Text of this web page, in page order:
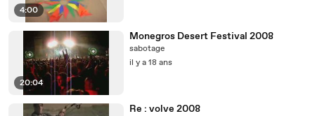
4:00
20:04
Monegros Desert Festival 2008
sabotage
il y a 18 ans
Re : volve 2008